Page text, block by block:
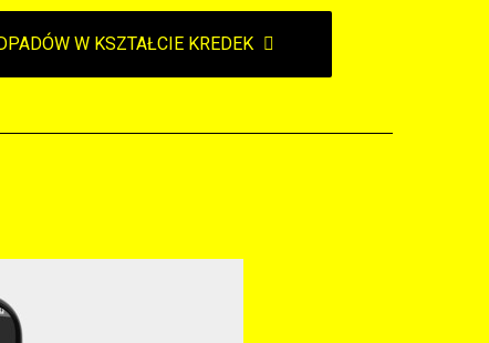
W KSZTAŁCIE KREDEK